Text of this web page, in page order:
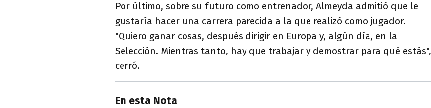
Por último, sobre su futuro como entrenador, Almeyda admitió que le
gustaría hacer una carrera parecida a la que realizó como jugador.
"Quiero ganar cosas, después dirigir en Europa y, algún día, en la
Selección. Mientras tanto, hay que trabajar y demostrar para qué estás",
cerró.
En esta Nota